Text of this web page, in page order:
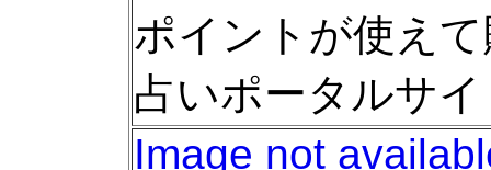
ポイントが使え
占いポータルサ
Image not